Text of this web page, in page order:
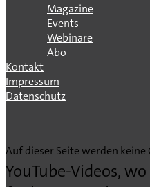
Magazine
Events
Webinare
Abo
Kontakt
Impressum
Datenschutz
Auf dieser Seite werden
YouTube-Videos,